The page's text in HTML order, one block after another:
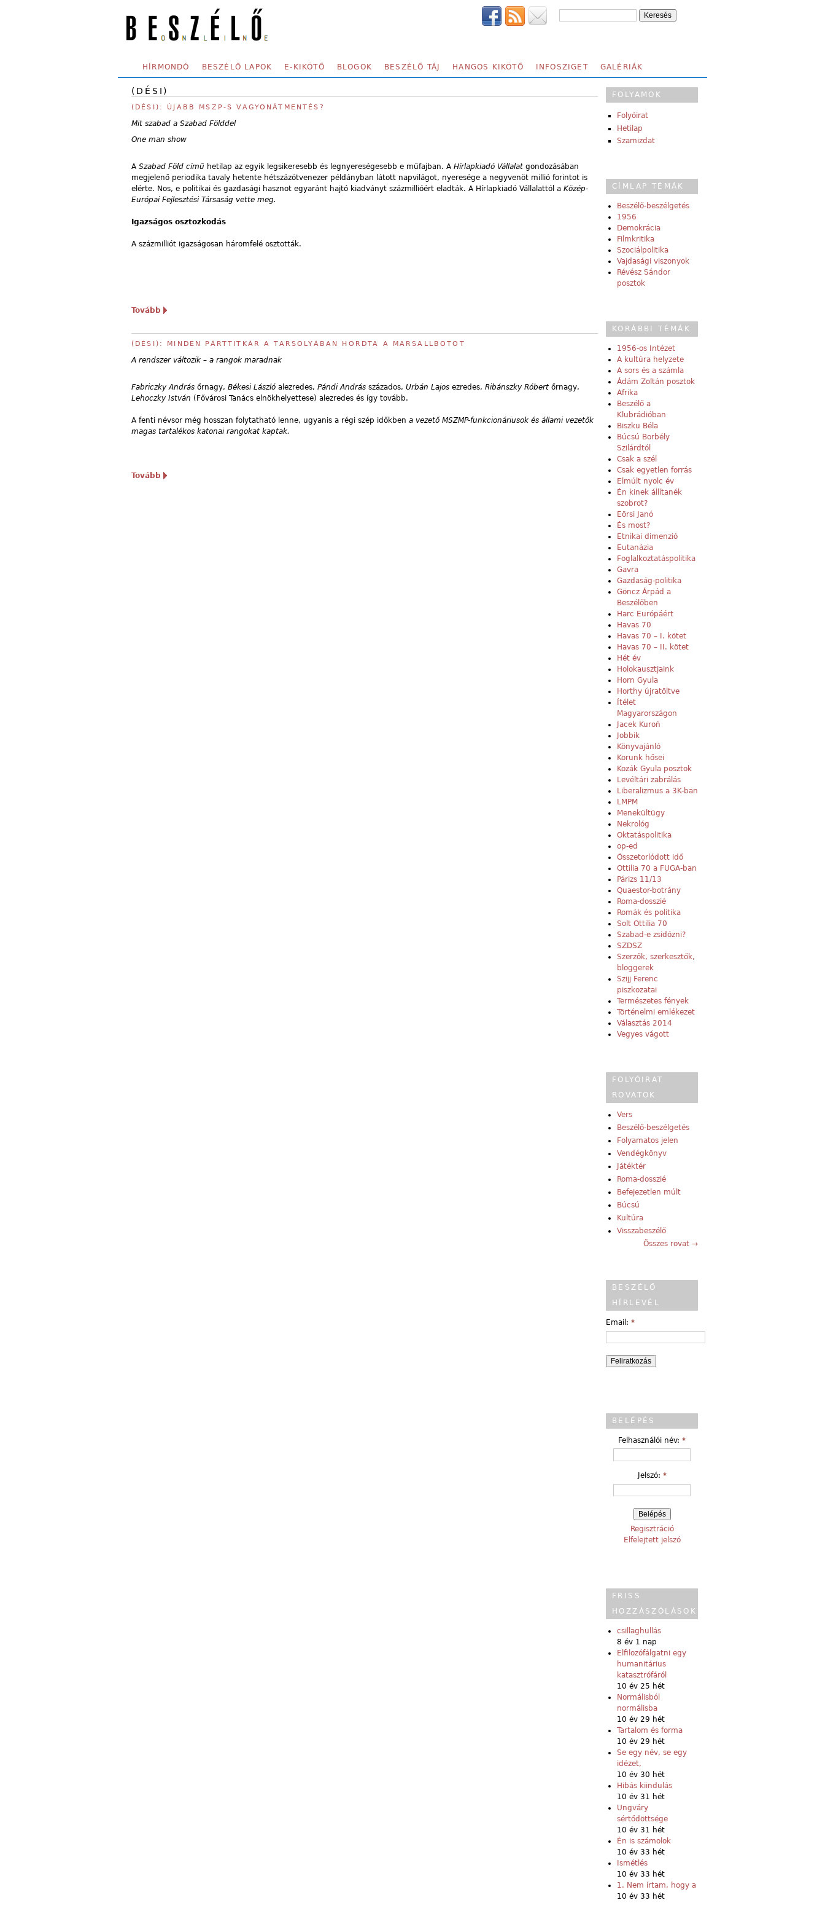
SECONDARY MENU
HÍRMONDÓ BESZÉLŐ LAPOK E-KIKÖTŐ BLOGOK BESZÉLŐ TÁJ HANGOS KIKÖTŐ INFOSZIGET GALÉRIÁK
(DÉSI)
(DÉSI): ÚJABB MSZP-S VAGYONÁTMENTÉS?
Mit szabad a Szabad Földdel
One man show
A Szabad Föld című hetilap az egyik legsikeresebb és legnyereségesebb e műfajban. A Hírlapkiadó Vállalat gondozásában
megjelenő periodika tavaly hetente hétszázötvenezer példányban látott napvilágot, nyeresége a negyvenöt millió forintot is
elérte. Nos, e politikai és gazdasági hasznot egyaránt hajtó kiadványt százmillióért eladták. A Hírlapkiadó Vállalattól a Közép-
Európai Fejlesztési Társaság vette meg.
Igazságos osztozkodás
A százmilliót igazságosan háromfelé osztották.
Tovább
(DÉSI): MINDEN PÁRTTITKÁR A TARSOLYÁBAN HORDTA A MARSALLBOTOT
A rendszer változik – a rangok maradnak
Fabriczky András őrnagy, Békesi László alezredes, Pándi András százados, Urbán Lajos ezredes, Ribánszky Róbert őrnagy,
Lehoczky István (Fővárosi Tanács elnökhelyettese) alezredes és így tovább.
A fenti névsor még hosszan folytatható lenne, ugyanis a régi szép időkben a vezető MSZMP-funkcionáriusok és állami vezetők
magas tartalékos katonai rangokat kaptak.
Tovább
FOLYAMOK
Folyóirat
Hetilap
Szamizdat
CÍMLAP TÉMÁK
Beszélő-beszélgetés
1956
Demokrácia
Filmkritika
Szociálpolitika
Vajdasági viszonyok
Révész Sándor
posztok
KORÁBBI TÉMÁK
1956-os Intézet
A kultúra helyzete
A sors és a számla
Ádám Zoltán posztok
Afrika
Beszélő a
Klubrádióban
Biszku Béla
Búcsú Borbély
Szilárdtól
Csak a szél
Csak egyetlen forrás
Elmúlt nyolc év
Én kinek állítanék
szobrot?
Eörsi Janó
És most?
Etnikai dimenzió
Eutanázia
Foglalkoztatáspolitika
Gavra
Gazdaság-politika
Göncz Árpád a
Beszélőben
Harc Európáért
Havas 70
Havas 70 – I. kötet
Havas 70 – II. kötet
Hét év
Holokausztjaink
Horn Gyula
Horthy újratöltve
Ítélet
Magyarországon
Jacek Kuroń
Jobbik
Könyvajánló
Korunk hősei
Kozák Gyula posztok
Levéltári zabrálás
Liberalizmus a 3K-ban
LMPM
Menekültügy
Nekrológ
Oktatáspolitika
op-ed
Összetorlódott idő
Ottilia 70 a FUGA-ban
Párizs 11/13
Quaestor-botrány
Roma-dosszié
Romák és politika
Solt Ottilia 70
Szabad-e zsidózni?
SZDSZ
Szerzők, szerkesztők,
bloggerek
Szijj Ferenc
piszkozatai
Természetes fények
Történelmi emlékezet
Választás 2014
Vegyes vágott
FOLYÓIRAT
ROVATOK
Vers
Beszélő-beszélgetés
Folyamatos jelen
Vendégkönyv
Játéktér
Roma-dosszié
Befejezetlen múlt
Búcsú
Kultúra
Visszabeszélő
Összes rovat →
BESZÉLŐ
HÍRLEVÉL
Email: *
BELÉPÉS
Felhasználói név: *
Jelszó: *
Regisztráció
Elfelejtett jelszó
FRISS
HOZZÁSZÓLÁSOK
csillaghullás
8 év 1 nap
Elfilozófálgatni egy
humanitárius
katasztrófáról
10 év 25 hét
Normálisból
normálisba
10 év 29 hét
Tartalom és forma
10 év 29 hét
Se egy név, se egy
idézet,
10 év 30 hét
Hibás kiindulás
10 év 31 hét
Ungváry
sértődöttsége
10 év 31 hét
Én is számolok
10 év 33 hét
Ismétlés
10 év 33 hét
1. Nem írtam, hogy a
10 év 33 hét